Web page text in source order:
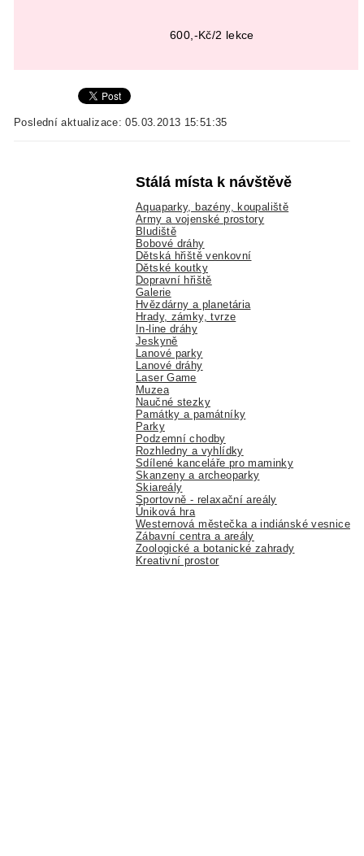
600,-Kč/2 lekce
Poslední aktualizace: 05.03.2013 15:51:35
Stálá místa k návštěvě
Aquaparky, bazény, koupaliště
Army a vojenské prostory
Bludiště
Bobové dráhy
Dětská hřiště venkovní
Dětské koutky
Dopravní hřiště
Galerie
Hvězdárny a planetária
Hrady, zámky, tvrze
In-line dráhy
Jeskyně
Lanové parky
Lanové dráhy
Laser Game
Muzea
Naučné stezky
Památky a památníky
Parky
Podzemní chodby
Rozhledny a vyhlídky
Sdílené kanceláře pro maminky
Skanzeny a archeoparky
Skiareály
Sportovně - relaxační areály
Úniková hra
Westernová městečka a indiánské vesnice
Zábavní centra a areály
Zoologické a botanické zahrady
Kreativní prostor